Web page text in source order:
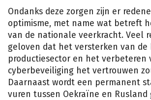
Ondanks deze zorgen zijn er
optimisme, met name wat betreft
van de nationale veerkracht. Veel
geloven dat het versterken van de
productiesector en het verbeteren
cyberbeveiliging het vertrouwen
Daarnaast wordt een permanent
vuren tussen Oekraïne en Rusland